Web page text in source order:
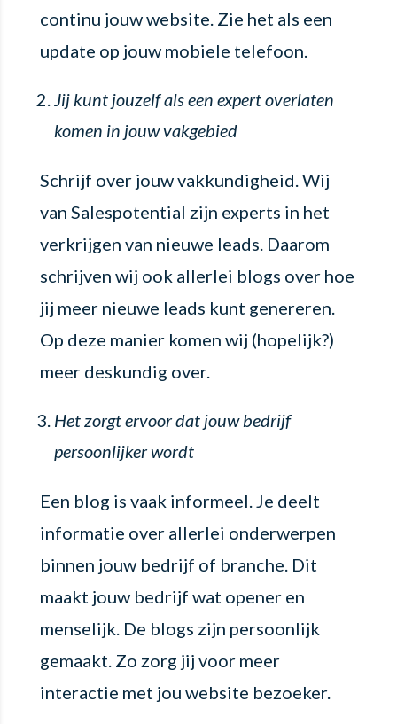
continu jouw website. Zie het als een
update op jouw mobiele telefoon.
Jij kunt jouzelf als een expert overlaten
komen in jouw vakgebied
Schrijf over jouw vakkundigheid. Wij
van Salespotential zijn experts in het
verkrijgen van nieuwe leads. Daarom
schrijven wij ook allerlei blogs over hoe
jij meer nieuwe leads kunt genereren.
Op deze manier komen wij (hopelijk?)
meer deskundig over.
Het zorgt ervoor dat jouw bedrijf
persoonlijker wordt
Een blog is vaak informeel. Je deelt
informatie over allerlei onderwerpen
binnen jouw bedrijf of branche. Dit
maakt jouw bedrijf wat opener en
menselijk. De blogs zijn persoonlijk
gemaakt. Zo zorg jij voor meer
interactie met jou website bezoeker.